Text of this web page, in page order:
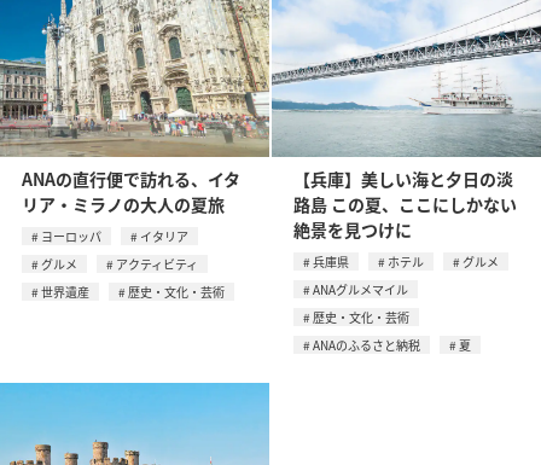
ANAの直行便で訪れる、イタ
リア・ミラノの大人の夏旅
ヨーロッパ
イタリア
グルメ
アクティビティ
世界遺産
歴史・文化・芸術
【兵庫】美しい海と夕日の淡
路島 この夏、ここにしかない
絶景を見つけに
兵庫県 ホテル
グルメ
ANAグルメマイル
歴史・文化・芸術
ANAのふるさと納税
夏